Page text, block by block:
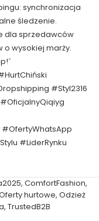
synchronizacja
śledzenie.
dla sprzedawców
wysokiej marży.
#Styl2316
#OfertyWhatsApp
#LiderRynku
, ComfortFashion,
hurtowe, Odzież
, TrustedB2B